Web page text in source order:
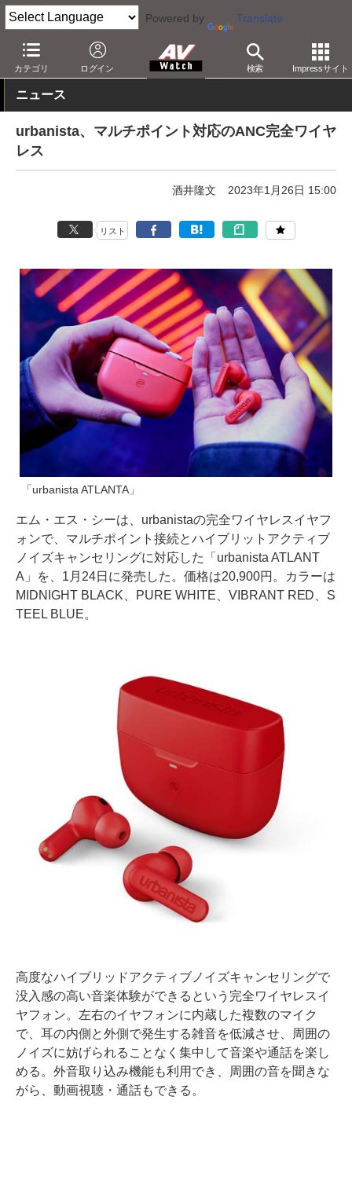
Powered by Translate
カテゴリ ログイン 検索 Impressサイト
AV Watch 製品 ヘッドフォン その他
ニュース
urbanista、マルチポイント対応のANC完全ワイヤ
レス
酒井隆文 2023年1月26日 15:00
リスト
「urbanista ATLANTA」
エム・エス・シーは、urbanistaの完全ワイヤレスイヤフ
ォンで、マルチポイント接続とハイブリットアクティブ
ノイズキャンセリングに対応した「urbanista ATLANT
A」を、1月24日に発売した。価格は20,900円。カラーは
MIDNIGHT BLACK、PURE WHITE、VIBRANT RED、S
TEEL BLUE。
高度なハイブリッドアクティブノイズキャンセリングで
没入感の高い音楽体験ができるという完全ワイヤレスイ
ヤフォン。左右のイヤフォンに内蔵した複数のマイク
で、耳の内側と外側で発生する雑音を低減させ、周囲の
ノイズに妨げられることなく集中して音楽や通話を楽し
める。外音取り込み機能も利用でき、周囲の音を聞きな
がら、動画視聴・通話もできる。